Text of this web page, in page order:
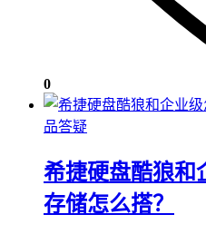
0
品答疑
希捷硬盘酷狼和
存储怎么搭？